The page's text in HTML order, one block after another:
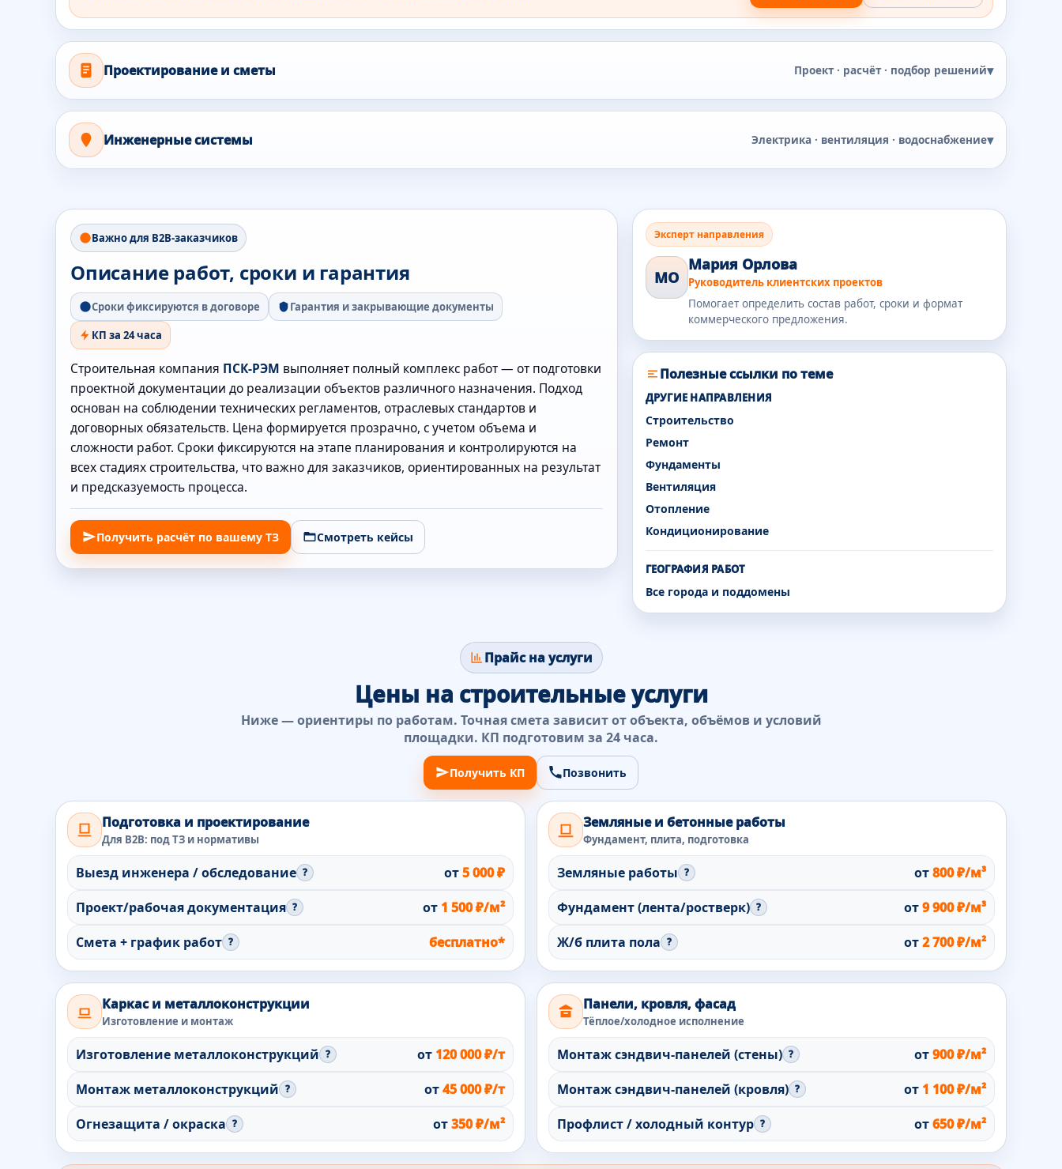
Проектирование и сметы Проект · расчёт · подбор решений▾
Инженерные системы Электрика · вентиляция · водоснабжение▾
Важно для B2B-заказчиков
Описание работ, сроки и гарантия
Сроки фиксируются в договоре
Гарантия и закрывающие документы
КП за 24 часа
Строительная компания ПСК-РЭМ выполняет полный комплекс работ — от подготовки
проектной документации до реализации объектов различного назначения. Подход
основан на соблюдении технических регламентов, отраслевых стандартов и
договорных обязательств. Цена формируется прозрачно, с учетом объема и
сложности работ. Сроки фиксируются на этапе планирования и контролируются на
всех стадиях строительства, что важно для заказчиков, ориентированных на результат
и предсказуемость процесса.
Получить расчёт по вашему ТЗ Смотреть кейсы
Эксперт направления
МО
Мария Орлова
Руководитель клиентских проектов
Помогает определить состав работ, сроки и формат
коммерческого предложения.
Полезные ссылки по теме
ДРУГИЕ НАПРАВЛЕНИЯ
Строительство
Ремонт
Фундаменты
Вентиляция
Отопление
Кондиционирование
ГЕОГРАФИЯ РАБОТ
Все города и поддомены
Прайс на услуги
Цены на строительные услуги
Ниже — ориентиры по работам. Точная смета зависит от объекта, объёмов и условий
площадки. КП подготовим за 24 часа.
Получить КП Позвонить
Подготовка и проектирование
Для B2B: под ТЗ и нормативы
Выезд инженера / обследование ? от5 000 ₽
Проект/рабочая документация ? от 1 500 ₽/м²
Смета + график работ ? бесплатно*
Земляные и бетонные работы
Фундамент, плита, подготовка
Земляные работы ? от800 ₽/м³
Фундамент (лента/ростверк) ? от9 900 ₽/м³
Ж/б плита пола ? от2 700 ₽/м²
Каркас и металлоконструкции
Изготовление и монтаж
Изготовление металлоконструкций ? от 120 000 ₽/т
Монтаж металлоконструкций ? от45 000 ₽/т
Огнезащита / окраска ? от350 ₽/м²
Панели, кровля, фасад
Тёплое/холодное исполнение
Монтаж сэндвич-панелей (стены) ? от900 ₽/м²
Монтаж сэндвич-панелей (кровля) ? от 1 100 ₽/м²
Профлист / холодный контур ? от650 ₽/м²